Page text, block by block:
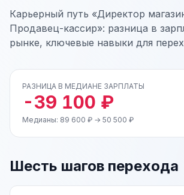
Карьерный путь «Директор
Продавец-кассир»: разница в
рынке, ключевые навыки для
РАЗНИЦА В МЕДИАНЕ ЗАРПЛАТЫ
-39 100 ₽
Медианы: 89 600 ₽ → 50 500 ₽
Шесть шагов перехода